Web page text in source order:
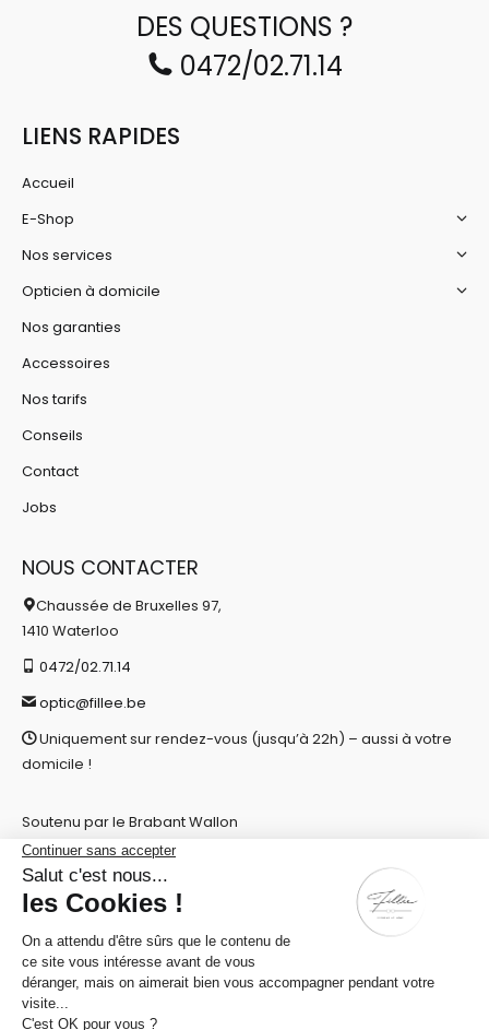
DES QUESTIONS ?
0472/02.71.14
LIENS RAPIDES
Accueil
E-Shop
Nos services
Opticien à domicile
Nos garanties
Accessoires
Nos tarifs
Conseils
Contact
Jobs
NOUS CONTACTER
Chaussée de Bruxelles 97,
1410 Waterloo
0472/02.71.14
optic@fillee.be
Uniquement sur rendez-vous (jusqu’à 22h) – aussi à votre
domicile !
Soutenu par le Brabant Wallon